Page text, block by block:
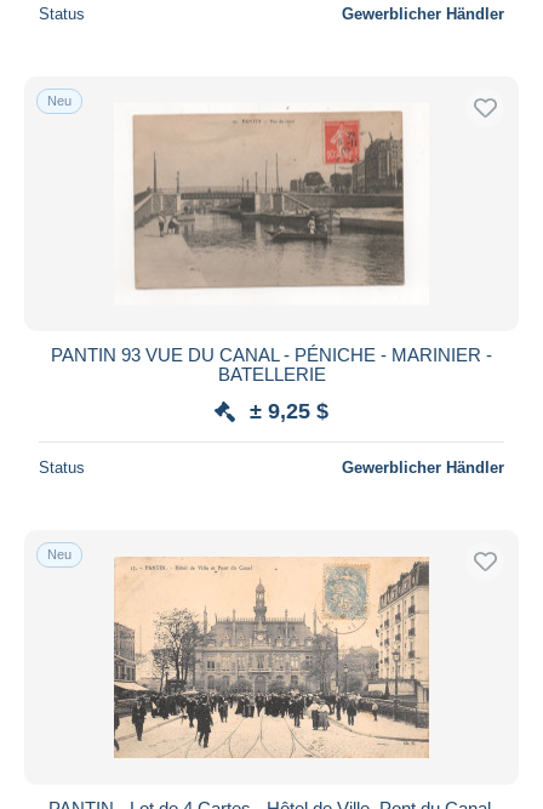
Status Gewerblicher Händler
Neu
PANTIN 93 VUE DU CANAL - PÉNICHE - MARINIER -
BATELLERIE
± 9,25 $
Status Gewerblicher Händler
Neu